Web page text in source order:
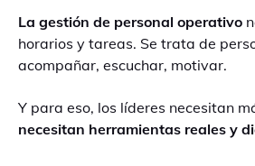
La gestión de personal operativo
horarios y tareas. Se trata de
acompañar, escuchar, motivar.
Y para eso, los líderes necesitan
necesitan herramientas reales y